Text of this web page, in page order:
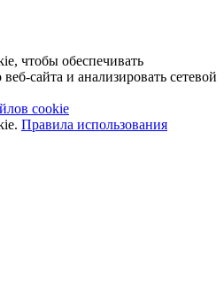
чтобы обеспечивать
сайта и анализировать сетевой
cookie
Правила использования